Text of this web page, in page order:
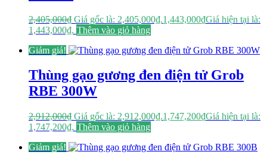
2,405,000₫ Giá gốc là: 2,405,000₫.1,443,000₫Giá hiện tại là:
1,443,000₫. Thêm vào giỏ hàng
Giảm giá!
Thùng gạo gương đen điện tử Grob
RBE 300W
2,912,000₫ Giá gốc là: 2,912,000₫.1,747,200₫Giá hiện tại là:
1,747,200₫. Thêm vào giỏ hàng
Giảm giá!